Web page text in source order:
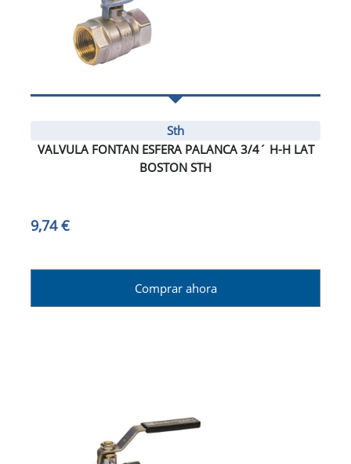
Sth
VALVULA FONTAN ESFERA PALANCA 3/4´ H-H LAT
BOSTON STH
9,74 €
Comprar ahora